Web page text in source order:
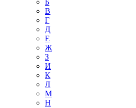
Б
В
Г
Д
Е
Ж
З
И
К
Л
М
Н